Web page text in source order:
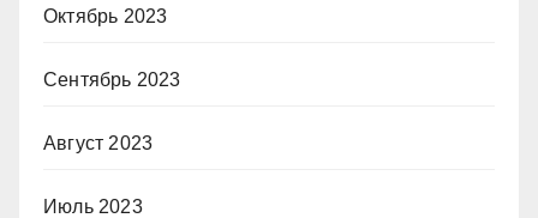
Октябрь 2023
Сентябрь 2023
Август 2023
Июль 2023